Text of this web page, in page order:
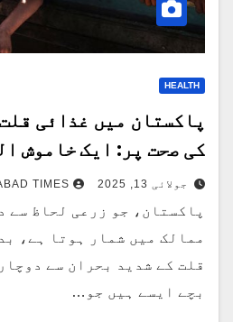
HEALTH
پاکستان میں غذائی
کی صحت پر: ایک خاموش
جولائی 13, 2025 TIMES
پاکستان، جو زرعی لحاظ سے
ممالک میں شمار ہوتا ہے،
قلت کے شدید بحران سے
بچے ایسے ہیں جو…